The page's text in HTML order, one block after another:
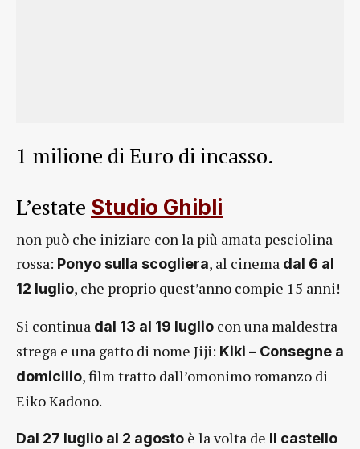
1 milione di Euro di incasso.
L’estate Studio Ghibli
non può che iniziare con la più amata pesciolina
rossa: Ponyo sulla scogliera, al cinema dal 6 al
12 luglio, che proprio quest’anno compie 15 anni!
Si continua dal 13 al 19 luglio con una maldestra
strega e una gatto di nome Jiji: Kiki – Consegne a
domicilio, film tratto dall’omonimo romanzo di
Eiko Kadono.
Dal 27 luglio al 2 agosto è la volta de Il castello